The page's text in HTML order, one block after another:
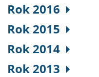
Rok 2016
Rok 2015
Rok 2014
Rok 2013